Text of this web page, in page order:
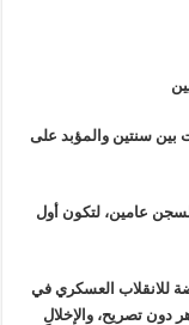
سنتين والمؤبد على
عامين، لتكون أول
للانقلاب العسكري في
دون تصريح، والإخلالِ